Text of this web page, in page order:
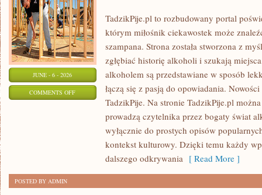
JUNE - 6 - 2026
COMMENTS OFFON
TadzikPije.pl to rozbudowany portal
którym miłośnik ciekawostek może
szampana. Strona została stworzona z
zgłębiać historię alkoholi i szukają
alkoholem są przedstawiane w sposób
łączą się z pasją do opowiadania.
TadzikPije. Na stronie TadzikPije.pl
prowadzą czytelnika przez bogaty świat
wyłącznie do prostych opisów
kontekst kulturowy. Dzięki temu każdy
dalszego odkrywania [ Read More ]
POSTED BY ADMIN